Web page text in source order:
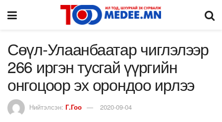
Сөүл-Улаанбаатар чиглэлээр
266 иргэн тусгай үүргийн
онгоцоор эх орондоо ирлээ
Нийтэлсэн: Г.Гоо 2020-09-04